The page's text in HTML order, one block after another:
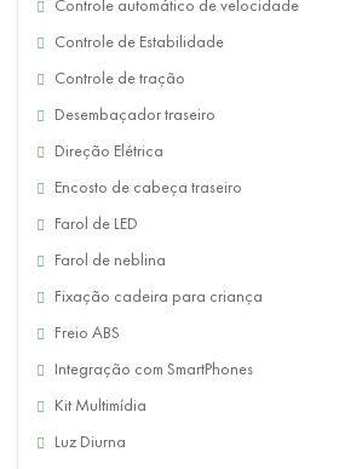
Controle automático de velocidade
Controle de Estabilidade
Controle de tração
Desembaçador traseiro
Direção Elétrica
Encosto de cabeça traseiro
Farol de LED
Farol de neblina
Fixação cadeira para criança
Freio ABS
Integração com SmartPhones
Kit Multimídia
Luz Diurna